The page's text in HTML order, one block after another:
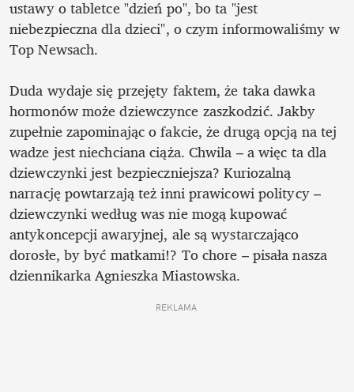
ustawy o tabletce "dzień po", bo ta "jest
niebezpieczna dla dzieci", o czym informowaliśmy w
Top Newsach.
Duda wydaje się przejęty faktem, że taka dawka
hormonów może dziewczynce zaszkodzić. Jakby
zupełnie zapominając o fakcie, że drugą opcją na tej
wadze jest niechciana ciąża. Chwila – a więc ta dla
dziewczynki jest bezpieczniejsza? Kuriozalną
narrację powtarzają też inni prawicowi politycy –
dziewczynki według was nie mogą kupować
antykoncepcji awaryjnej, ale są wystarczająco
dorosłe, by być matkami!? To chore – pisała nasza
dziennikarka Agnieszka Miastowska.
REKLAMA